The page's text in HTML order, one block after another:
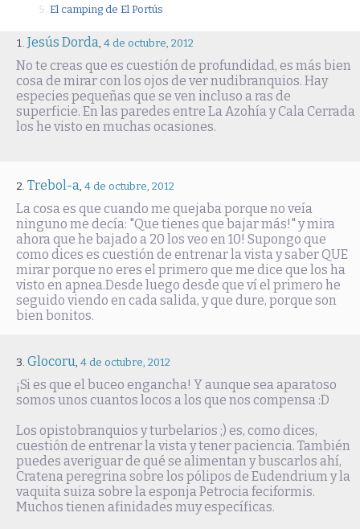
El camping de El Portús
Jesús Dorda, 4 de octubre, 2012
No te creas que es cuestión de profundidad, es más bien
cosa de mirar con los ojos de ver nudibranquios. Hay
especies pequeñas que se ven incluso a ras de
superficie. En las paredes entre La Azohía y Cala Cerrada
los he visto en muchas ocasiones.
Trebol-a, 4 de octubre, 2012
La cosa es que cuando me quejaba porque no veía
ninguno me decía: "Que tienes que bajar más!" y mira
ahora que he bajado a 20 los veo en 10! Supongo que
como dices es cuestión de entrenar la vista y saber QUE
mirar porque no eres el primero que me dice que los ha
visto en apnea.Desde luego desde que ví el primero he
seguido viendo en cada salida, y que dure, porque son
bien bonitos.
Glocoru, 4 de octubre, 2012
¡Si es que el buceo engancha! Y aunque sea aparatoso
somos unos cuantos locos a los que nos compensa :D
Los opistobranquios y turbelarios ;) es, como dices,
cuestión de entrenar la vista y tener paciencia. También
puedes averiguar de qué se alimentan y buscarlos ahí,
Cratena peregrina sobre los pólipos de Eudendrium y la
vaquita suiza sobre la esponja Petrocia feciformis.
Muchos tienen afinidades muy específicas.